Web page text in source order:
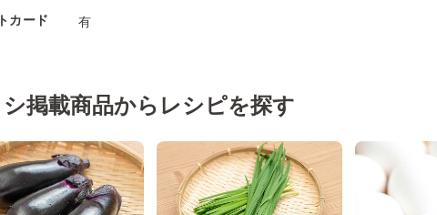
カード 有
掲載商品からレシピを探す